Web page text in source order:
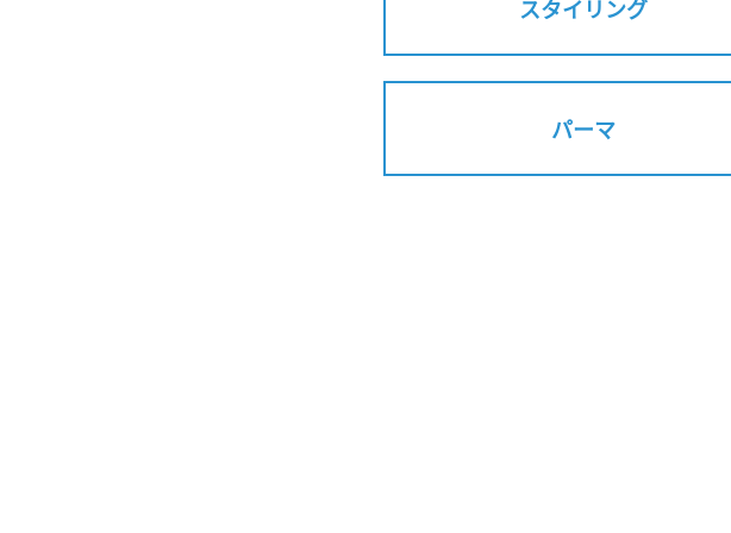
スタイリング
パーマ